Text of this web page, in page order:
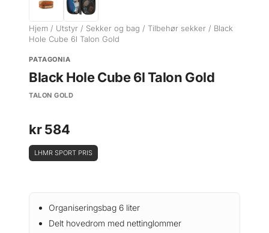
Hjem / Utstyr / Sekker og bag / Tilbehør sekker / Black
Hole Cube 6l Talon Gold
PATAGONIA
Black Hole Cube 6l Talon Gold
TALON GOLD
kr584
LHMR SPORT PRIS
Organiseringsbag 6 liter
Delt hovedrom med nettinglommer